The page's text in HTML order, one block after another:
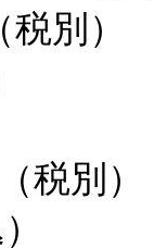
税別）
税別）